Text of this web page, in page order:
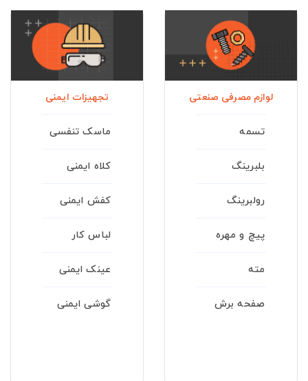
لوازم مصرفی صنعتی
تسمه
بلبرینگ
رولبرینگ
پیچ و مهره
مته
صفحه برش
تجهیزات ایمنی
ماسک تنفسی
کلاه ایمنی
کفش ایمنی
لباس کار
عینک ایمنی
گوشی ایمنی